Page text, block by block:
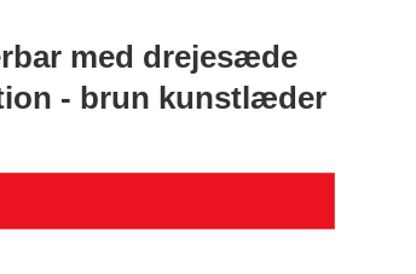
med drejesæde
- brun kunstlæder